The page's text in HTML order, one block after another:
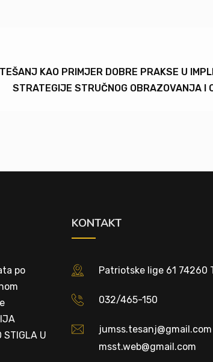
KAO PRIMJER DOBRE PRAKSE U
STRATEGIJE STRUČNOG OBRAZOVANJA I
po
STIGLA U
KONTAKT
Patriotske lige 61 74260
032/465-150
jumss.tesanj@gmail.com
msst.web@gmail.com